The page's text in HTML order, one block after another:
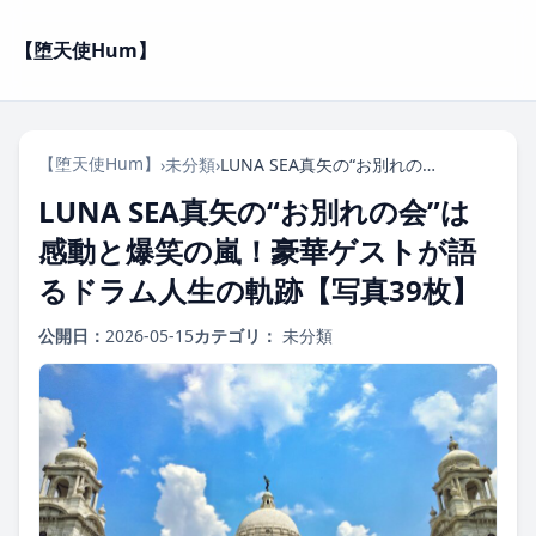
【堕天使Hum】
【堕天使Hum】 ›未分類› LUNA SEA真矢の“お別れの会”は感動と爆笑の嵐！豪華ゲストが語るドラム人生の軌跡【写真39枚】
LUNA SEA真矢の“お別れの会”は
感動と爆笑の嵐！豪華ゲストが語
るドラム人生の軌跡【写真39枚】
公開日： 2026-05-15カテゴリ： 未分類